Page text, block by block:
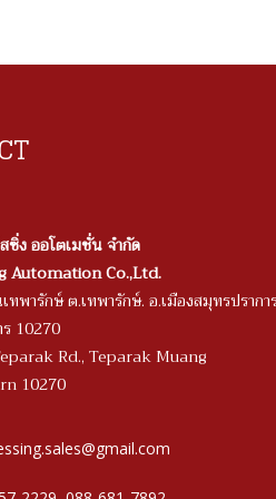
ซิ่ง ออโตเมชั่น จำกัด
Automation Co.,Ltd.
พารักษ์ ต.เทพารักษ์. อ.เมืองสมุทรปรากา
10270
Rd., Teparak Muang
10270